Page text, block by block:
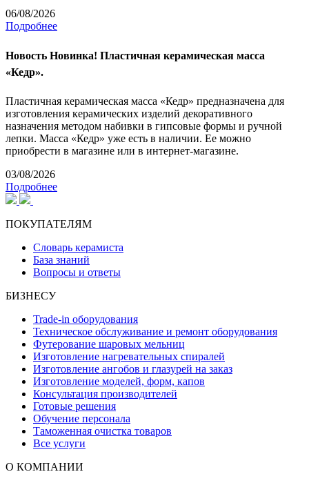
06/08/2026
Подробнее
Новость Новинка! Пластичная керамическая масса
«Кедр».
Пластичная керамическая масса «Кедр» предназначена для
изготовления керамических изделий декоративного
назначения методом набивки в гипсовые формы и ручной
лепки. Масса «Кедр» уже есть в наличии. Ее можно
приобрести в магазине или в интернет-магазине.
03/08/2026
Подробнее
ПОКУПАТЕЛЯМ
Словарь керамиста
База знаний
Вопросы и ответы
БИЗНЕСУ
Trade-in оборудования
Техническое обслуживание и ремонт оборудования
Футерование шаровых мельниц
Изготовление нагревательных спиралей
Изготовление ангобов и глазурей на заказ
Изготовление моделей, форм, капов
Консультация производителей
Готовые решения
Обучение персонала
Таможенная очистка товаров
Все услуги
О КОМПАНИИ